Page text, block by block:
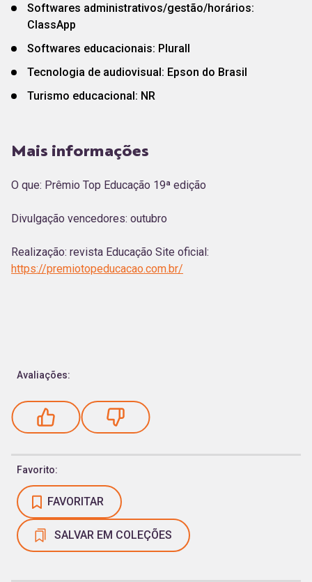
Softwares administrativos/gestão/horários:
ClassApp
Softwares educacionais: Plurall
Tecnologia de audiovisual: Epson do Brasil
Turismo educacional: NR
Mais informações
O que: Prêmio Top Educação 19ª edição
Divulgação vencedores: outubro
Realização: revista Educação Site oficial:
https://premiotopeducacao.com.br/
Avaliações:
Favorito:
FAVORITAR
SALVAR EM COLEÇÕES